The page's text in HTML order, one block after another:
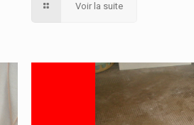
Voir la suite